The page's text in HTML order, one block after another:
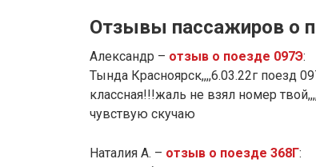
Отзывы пассажиров о
Александр – отзыв о поезде 097Э:
Тында Красноярск,,,,6.03.22г поезд
классная!!!жаль не взял номер
чувствую скучаю
Наталия А. – отзыв о поезде 368Г: